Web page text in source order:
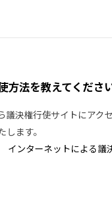
法を教えてください
決権行使サイトにアク
ます。
インターネットによる議